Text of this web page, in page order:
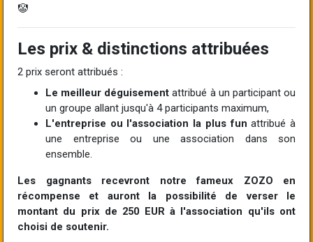
🤡
Les prix & distinctions attribuées
2 prix seront attribués :
Le meilleur déguisement attribué à un participant ou
un groupe allant jusqu'à 4 participants maximum,
L'entreprise ou l'association la plus fun attribué à
une entreprise ou une association dans son
ensemble.
Les gagnants recevront notre fameux ZOZO en
récompense et auront la possibilité de verser le
montant du prix de 250 EUR à l'association qu'ils ont
choisi de soutenir.